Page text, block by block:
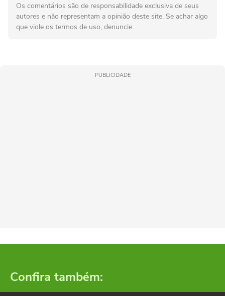
Os comentários são de responsabilidade exclusiva de seus
autores e não representam a opinião deste site. Se achar algo
que viole os termos de uso, denuncie.
PUBLICIDADE
Confira também: